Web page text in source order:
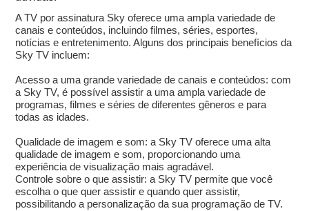
A TV por assinatura Sky oferece uma ampla variedade de
canais e conteúdos, incluindo filmes, séries, esportes,
notícias e entretenimento. Alguns dos principais benefícios da
Sky TV incluem:
Acesso a uma grande variedade de canais e conteúdos: com
a Sky TV, é possível assistir a uma ampla variedade de
programas, filmes e séries de diferentes gêneros e para
todas as idades.
Qualidade de imagem e som: a Sky TV oferece uma alta
qualidade de imagem e som, proporcionando uma
experiência de visualização mais agradável.
Controle sobre o que assistir: a Sky TV permite que você
escolha o que quer assistir e quando quer assistir,
possibilitando a personalização da sua programação de TV.